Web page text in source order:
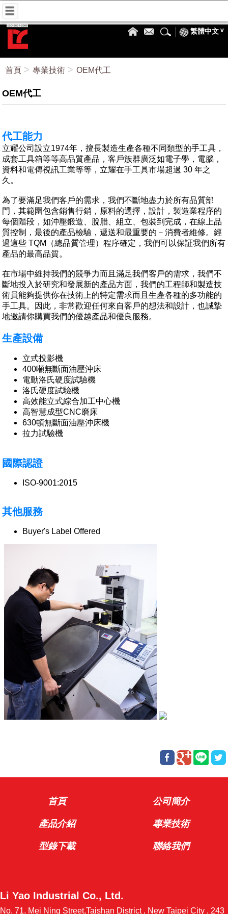
繁體中文
首頁 專業技術 OEM代工
OEM代工
代工能力
立耀公司設立1974年，擅長製造生產各種不同類型的手工具，
成套工具箱等等高品質產品，客戶族群廣泛如電子學，電腦，
資料和電傳視訊工業等等，立耀在手工具市場超過 30 年之
久。
為了要滿足我們客戶的需求，我們不斷地盡力於所有品質部
門，其範圍包含銷售行銷，原料的選擇，設計，製造業程序的
每個階段，如沖壓鍛造、脫腊、組立、包裝到完成，在線上品
質控制，最後的產品檢驗，遞送和最重要的－消費者維修。經
過這些 TQM（總品質管理）程序確定，我們可以保証我們所有
產品的最高品質。
在市場中維持我們的競爭力而且滿足我們客戶的需求，我們不
斷地投入於研究和發展新的產品方面，我們的工程師和製造技
術員能夠提供你在技術上的特定需求而且生產各種的多功能的
手工具。因此，非常歡迎任何來自客戶的想法和設計，也誠摯
地邀請你購買我們的優越產品和優良服務。
生產設備
立式投影機
400噸無斷面油壓沖床
電動洛氏硬度試驗機
洛氏硬度試驗機
高效能立式綜合加工中心機
高智慧成型CNC磨床
630頓無斷面油壓沖床機
拉力試驗機
國際認證
ISO-9001:2015
其他服務
Buyer's Label Offered
首頁 公司簡介
產品介紹 專業技術
型錄下載 聯絡我們
Li Yao Industrial Co., Ltd.
No. 71, Mei Ning Street,Taishan District , New Taipei City , 243